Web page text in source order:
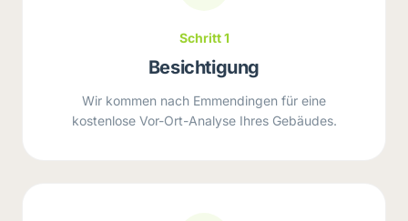
Schritt 1
Besichtigung
Wir kommen nach Emmendingen für eine
kostenlose Vor-Ort-Analyse Ihres Gebäudes.